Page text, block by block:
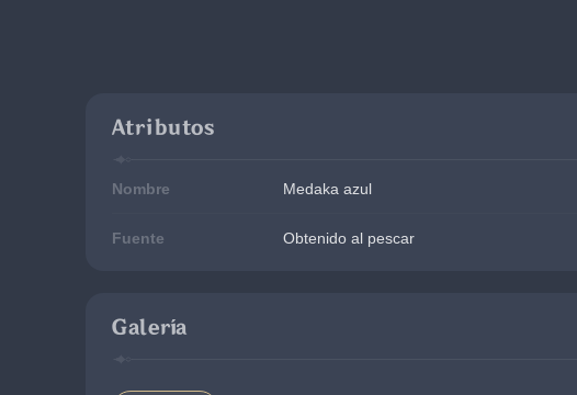
Atributos
Nombre Medaka azul
Fuente Obtenido al pescar
Galería